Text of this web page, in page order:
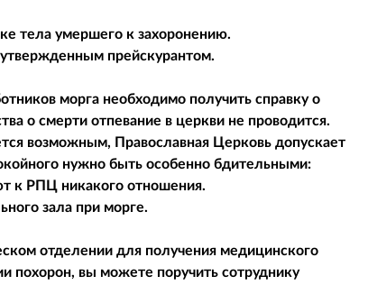
тела умершего к захоронению.
прейскурантом.
морга необходимо получить справку о
о смерти отпевание в церкви не проводится.
возможным, Православная Церковь допускает
нужно быть особенно бдительными:
к РПЦ никакого отношения.
зала при морге.
отделении для получения медицинского
похорон, вы можете поручить сотруднику